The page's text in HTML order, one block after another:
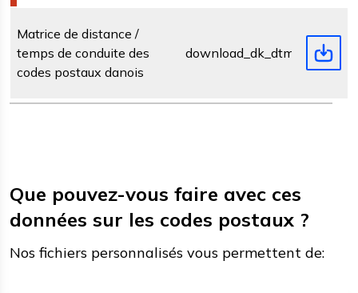
Matrice de distance /
temps de conduite des
codes postaux danois
download_dk_dtm.zip
Que pouvez-vous faire avec ces
données sur les codes postaux ?
Nos fichiers personnalisés vous permettent de: